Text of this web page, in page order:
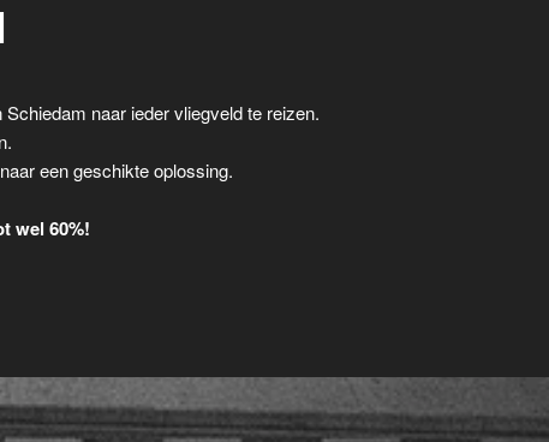
Schiedam naar ieder vliegveld te reizen.
een geschikte oplossing.
wel 60%!